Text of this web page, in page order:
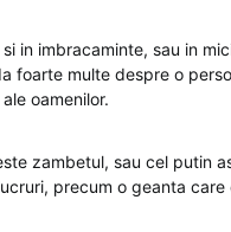
in imbracaminte, sau in
foarte multe despre o
oamenilor.
zambetul, sau cel putin
precum o geanta care